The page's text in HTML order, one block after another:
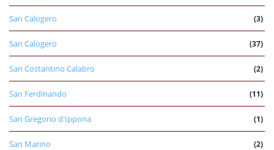
San Calogero (3)
San Calogero (37)
San Costantino Calabro (2)
San Ferdinando (11)
San Gregorio d'Ippona (1)
San Marino (2)